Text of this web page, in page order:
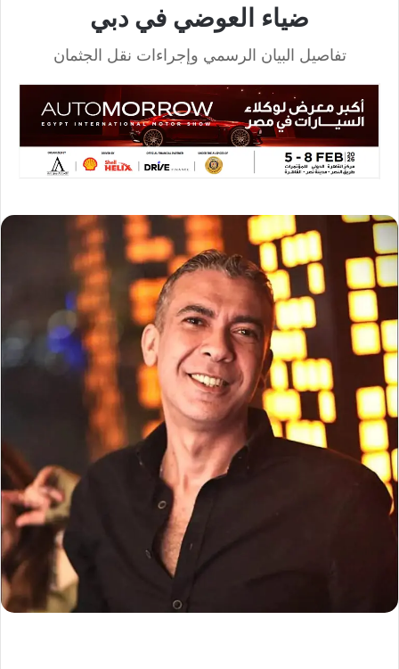
ضياء العوضي في دبي
تفاصيل البيان الرسمي وإجراءات نقل الجثمان